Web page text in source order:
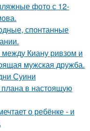
фото с 12-
спонтанные
Киану ривзом и
мужская дружба.
Суини
плана в настоящую
о ребёнке - и